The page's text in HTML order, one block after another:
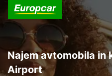
Najem avtomobila in
Airport